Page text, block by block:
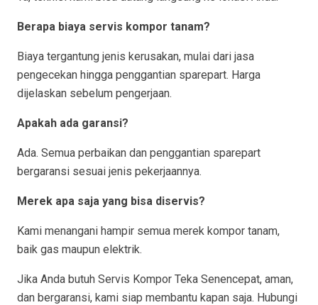
Berapa biaya servis kompor tanam?
Biaya tergantung jenis kerusakan, mulai dari jasa
pengecekan hingga penggantian sparepart. Harga
dijelaskan sebelum pengerjaan.
Apakah ada garansi?
Ada. Semua perbaikan dan penggantian sparepart
bergaransi sesuai jenis pekerjaannya.
Merek apa saja yang bisa diservis?
Kami menangani hampir semua merek kompor tanam,
baik gas maupun elektrik.
Jika Anda butuh Servis Kompor Teka Senencepat, aman,
dan bergaransi, kami siap membantu kapan saja. Hubungi